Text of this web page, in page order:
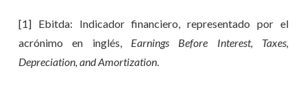
[1] Ebitda: Indicador financiero, representado por el
acrónimo en inglés, Earnings Before Interest, Taxes,
Depreciation, and Amortization.